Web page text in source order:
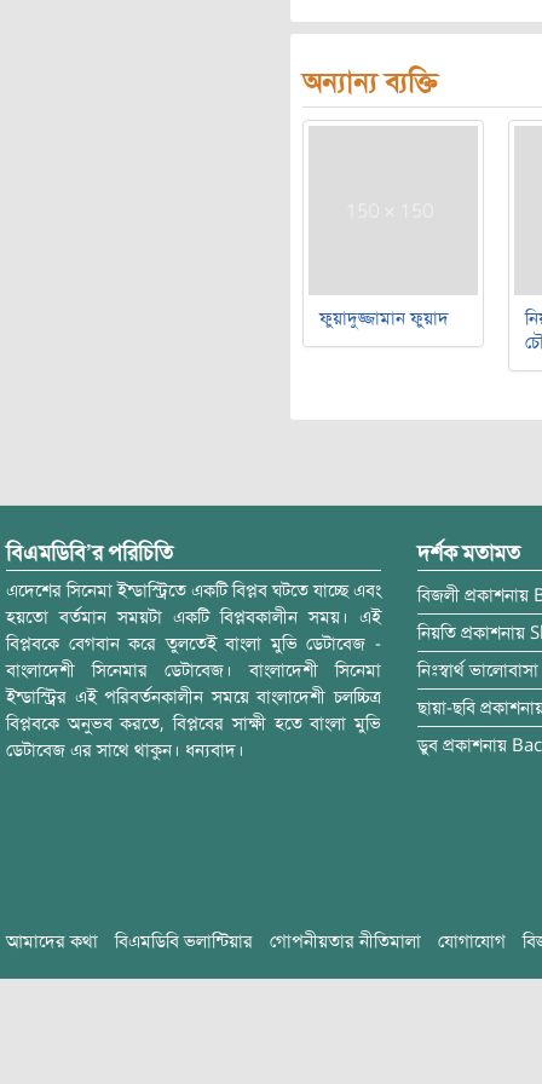
অন্যান্য ব্যক্তি
ফুয়াদুজ্জামান ফুয়াদ
বিএমডিবি’র পরিচিতি
এদেশের সিনেমা ইন্ডাস্ট্রিতে একটি বিপ্লব ঘটতে যাচ্ছে এবং
হয়তো বর্তমান সময়টা একটি বিপ্লবকালীন সময়। এই
বিপ্লবকে বেগবান করে তুলতেই বাংলা মুভি ডেটাবেজ -
বাংলাদেশী সিনেমার ডেটাবেজ। বাংলাদেশী সিনেমা
ইন্ডাস্ট্রির এই পরিবর্তনকালীন সময়ে বাংলাদেশী চলচ্চিত্র
বিপ্লবকে অনুভব করতে, বিপ্লবের সাক্ষী হতে বাংলা মুভি
ডেটাবেজ এর সাথে থাকুন। ধন্যবাদ।
দর্শক মতামত
বিজলী প্রকাশনায়
নিয়তি প্রকাশনায়
নিঃস্বার্থ ভালোবাসা
ছায়া-ছবি
ডুব প্রকাশনায়
আমাদের কথা বিএমডিবি ভলান্টিয়ার গোপনীয়তার নীতিমালা যোগাযোগ